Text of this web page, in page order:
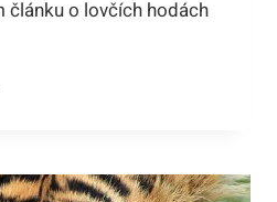
článku o lovčích hodách